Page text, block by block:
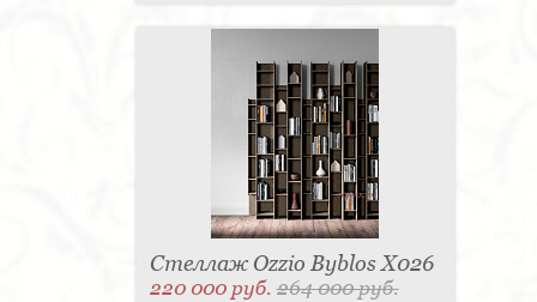
Стеллаж Ozzio Byblos X026
220 000 руб.264 000 руб.